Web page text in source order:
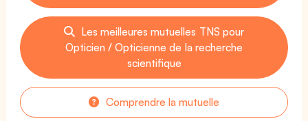
Les meilleures mutuelles TNS pour
Opticien / Opticienne de la recherche
scientifique
Comprendre la mutuelle